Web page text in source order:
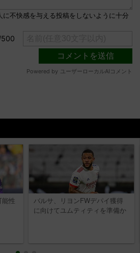
性
バルサ、リヨンFWデパイ獲得
に向けてユムティティを準備か